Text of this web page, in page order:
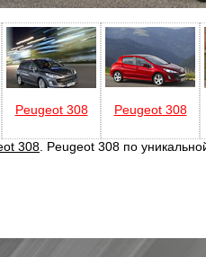
Peugeot 308 Peugeot 308
308 . Peugeot 308 по